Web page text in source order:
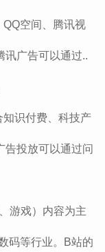
空间、腾讯视
讯广告可以通过..
识付费、科技产
告投放可以通过问
游戏）内容为主
码等行业。B站的